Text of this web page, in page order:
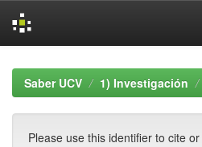
navigationSaber UCV 1) Investigación
Please use this identifier to cite